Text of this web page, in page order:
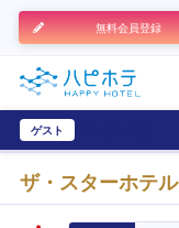
無料会員登録
ゲスト
ザ・スターホテル